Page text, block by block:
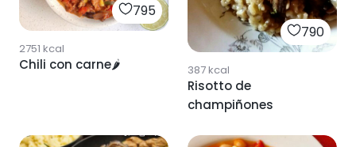
795
2751 kcal
Chili con carne🌶
790
387kcal
Risotto de
champiñones